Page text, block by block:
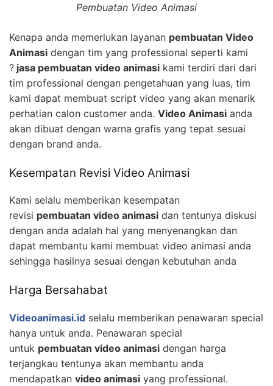
Pembuatan Video Animasi
Kenapa anda memerlukan layanan pembuatan Video
Animasi dengan tim yang professional seperti kami
? jasa pembuatan video animasi kami terdiri dari dari
tim professional dengan pengetahuan yang luas, tim
kami dapat membuat script video yang akan menarik
perhatian calon customer anda. Video Animasi anda
akan dibuat dengan warna grafis yang tepat sesuai
dengan brand anda.
Kesempatan Revisi Video Animasi
Kami selalu memberikan kesempatan
revisi pembuatan video animasi dan tentunya diskusi
dengan anda adalah hal yang menyenangkan dan
dapat membantu kami membuat video animasi anda
sehingga hasilnya sesuai dengan kebutuhan anda
Harga Bersahabat
Videoanimasi.id selalu memberikan penawaran special
hanya untuk anda. Penawaran special
untuk pembuatan video animasi dengan harga
terjangkau tentunya akan membantu anda
mendapatkan video animasi yang professional.